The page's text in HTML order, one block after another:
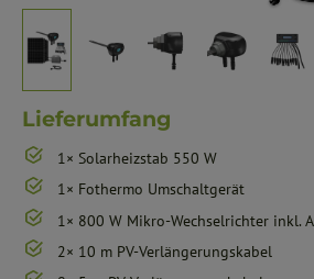
Lieferumfang
1× Solarheizstab 550 W
1× Fothermo Umschaltgerät
1× 800 W Mikro-Wechselrichter inkl.
2× 10 m PV-Verlängerungskabel